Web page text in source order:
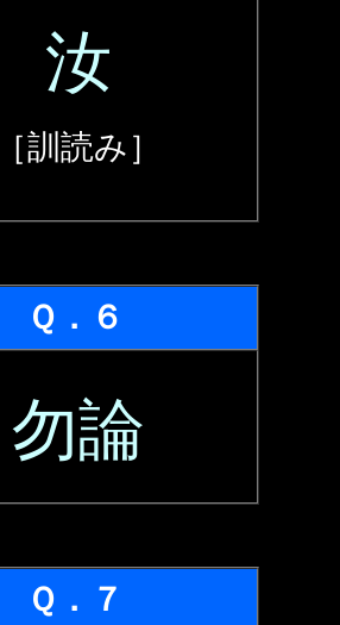
汝
［訓読み］
Ｑ．６
勿論
Ｑ．７